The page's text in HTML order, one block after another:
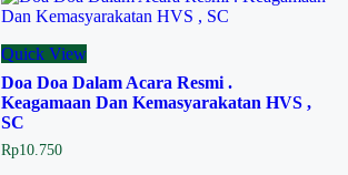
Quick View
Doa Doa Dalam Acara Resmi .
Keagamaan Dan Kemasyarakatan HVS ,
SC
Rp10.750